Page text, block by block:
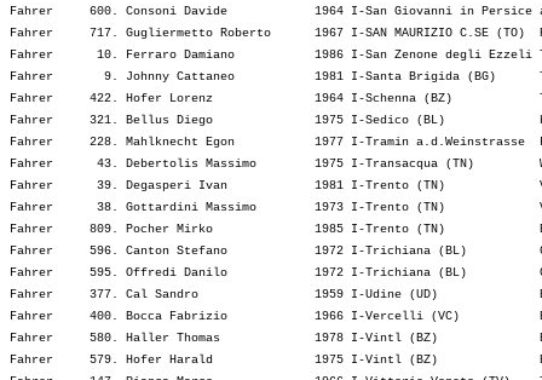
Fahrer     600. Consoni Davide            1964 I-San Giovanni in
Fahrer     717. Gugliermetto Roberto      1967 I-SAN MAURIZIO C.SE
Fahrer      10. Ferraro Damiano           1986 I-San Zenone degli
Fahrer       9. Johnny Cattaneo           1981 I-Santa Brigida (BG)
Fahrer     422. Hofer Lorenz              1964 I-Schenna (BZ)
Fahrer     321. Bellus Diego              1975 I-Sedico (BL)
Fahrer     228. Mahlknecht Egon           1977 I-Tramin
Fahrer      43. Debertolis Massimo        1975 I-Transacqua (TN)
Fahrer      39. Degasperi Ivan            1981 I-Trento (TN)
Fahrer      38. Gottardini Massimo        1973 I-Trento (TN)
Fahrer     809. Pocher Mirko              1985 I-Trento (TN)
Fahrer     596. Canton Stefano            1972 I-Trichiana (BL)
Fahrer     595. Offredi Danilo            1972 I-Trichiana (BL)
Fahrer     377. Cal Sandro                1959 I-Udine (UD)
Fahrer     400. Bocca Fabrizio            1966 I-Vercelli (VC)
Fahrer     580. Haller Thomas             1978 I-Vintl (BZ)
Fahrer     579. Hofer Harald              1975 I-Vintl (BZ)